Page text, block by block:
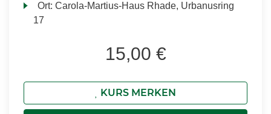
Ort:Carola-Martius-Haus Rhade, Urbanusring
17
15,00 €
KURS MERKEN